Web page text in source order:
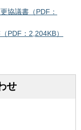
協議書（PDF：
PDF：2,204KB）
せ